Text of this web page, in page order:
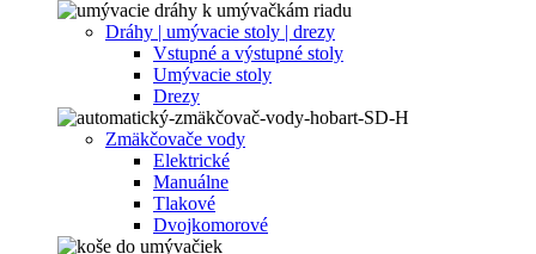
Dráhy | umývacie stoly | drezy
Vstupné a výstupné stoly
Umývacie stoly
Drezy
Zmäkčovače vody
Elektrické
Manuálne
Tlakové
Dvojkomorové